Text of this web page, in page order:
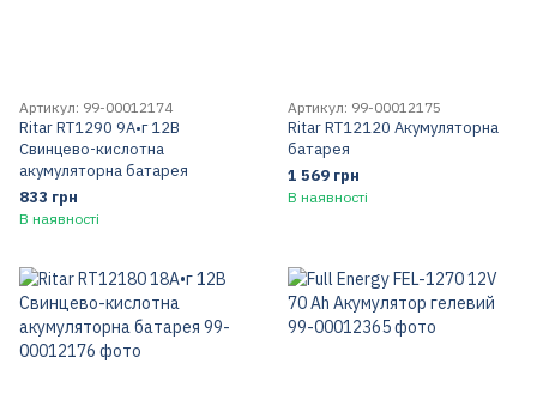
Артикул: 99-00012174
Ritar RT1290 9А•г 12В
Свинцево-кислотна
акумуляторна батарея
833 грн
В наявності
Артикул: 99-00012175
Ritar RT12120 Акумуляторна
батарея
1 569 грн
В наявності